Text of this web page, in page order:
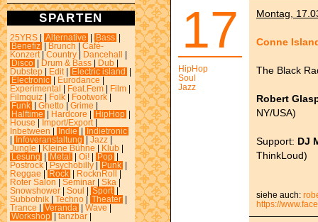
SPARTEN
25YRS Alternative Bass
Benefiz
Brunch
Café-
Konzert
Country Dancehall
Disco
Drum & Bass Dub
Dubstep
Edit Electric island
Electronic
Eurodance
Experimental
Feat.Fem Film
Filmquiz
Folk Footwork
Funk
Ghetto Grime
Halftime
Hardcore HipHop
House
Import/Export
Inbetween
Indie
Indietronic
Infoveranstaltung Jazz
Jungle
Kleine Bühne Klub
Lesung
Metal Oi! Pop
Postrock
Psychobilly Punk
Reggae
Rock RocknRoll
Roter Salon
Seminar Ska
Snowshower
Soul Sport
Subbotnik
Techno Theater
Trance
Veranda Wave
Workshop
tanzbar
17
HipHop
Soul
Jazz
Montag,
Conne
The Black
Robert
NY/USA)
Support: DJ
ThinkLoud)
siehe auch:
https://